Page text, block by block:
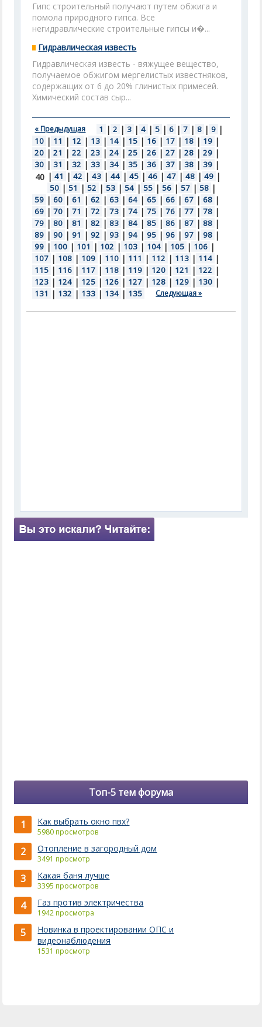
Гипс строительный получают путем обжига и
помола природного гипса. Все
негидравлические строительные гипсы и�...
Гидравлическая известь
Гидравлическая известь - вяжущее вещество,
получаемое обжигом мергелистых известняков,
содержащих от 6 до 20% глинистых примесей.
Химический состав сыр...
« Предыдущая 1 | 2 | 3 | 4 | 5 | 6 | 7 | 8 | 9 |
10 | 11 | 12 | 13 | 14 | 15 | 16 | 17 | 18 | 19 |
20 | 21 | 22 | 23 | 24 | 25 | 26 | 27 | 28 | 29 |
30 | 31 | 32 | 33 | 34 | 35 | 36 | 37 | 38 | 39 |
40 | 41 | 42 | 43 | 44 | 45 | 46 | 47 | 48 | 49 |
50 | 51 | 52 | 53 | 54 | 55 | 56 | 57 | 58 |
59 | 60 | 61 | 62 | 63 | 64 | 65 | 66 | 67 | 68 |
69 | 70 | 71 | 72 | 73 | 74 | 75 | 76 | 77 | 78 |
79 | 80 | 81 | 82 | 83 | 84 | 85 | 86 | 87 | 88 |
89 | 90 | 91 | 92 | 93 | 94 | 95 | 96 | 97 | 98 |
99 | 100 | 101 | 102 | 103 | 104 | 105 | 106 |
107 | 108 | 109 | 110 | 111 | 112 | 113 | 114 |
115 | 116 | 117 | 118 | 119 | 120 | 121 | 122 |
123 | 124 | 125 | 126 | 127 | 128 | 129 | 130 |
131 | 132 | 133 | 134 | 135 Следующая »
Топ-5 тем форума
1 Как выбрать окно пвх?
5980 просмотров
2 Отопление в загородный дом
3491 просмотр
3 Какая баня лучше
3395 просмотров
4 Газ против электричества
1942 просмотра
5
Новинка в проектировании ОПС и
видеонаблюдения
1531 просмотр